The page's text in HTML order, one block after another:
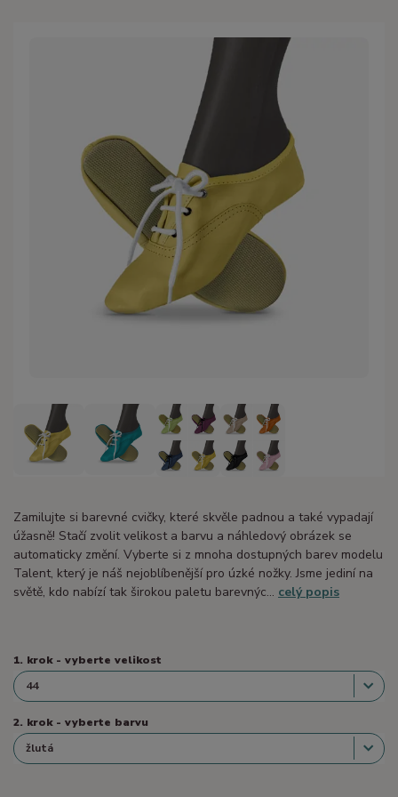
Zamilujte si barevné cvičky, které skvěle padnou a také vypadají
úžasně! Stačí zvolit velikost a barvu a náhledový obrázek se
automaticky změní. Vyberte si z mnoha dostupných barev modelu
Talent, který je náš nejoblíbenější pro úzké nožky. Jsme jediní na
světě, kdo nabízí tak širokou paletu barevnýc... celý popis
1. krok - vyberte velikost
2. krok - vyberte barvu